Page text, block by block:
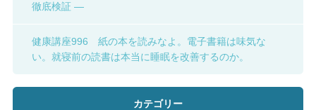
徹底検証 ―
健康講座996 紙の本を読みなよ。電子書籍は味気な
い。就寝前の読書は本当に睡眠を改善するのか。
カテゴリー